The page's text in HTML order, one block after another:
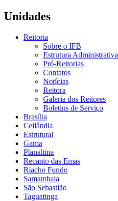
Unidades
Reitoria
Sobre o IFB
Estrutura Administrativa
Pró-Reitorias
Contatos
Notícias
Reitora
Galeria dos Reitores
Boletins de Serviço
Brasília
Ceilândia
Estrutural
Gama
Planaltina
Recanto das Emas
Riacho Fundo
Samambaia
São Sebastião
Taguatinga